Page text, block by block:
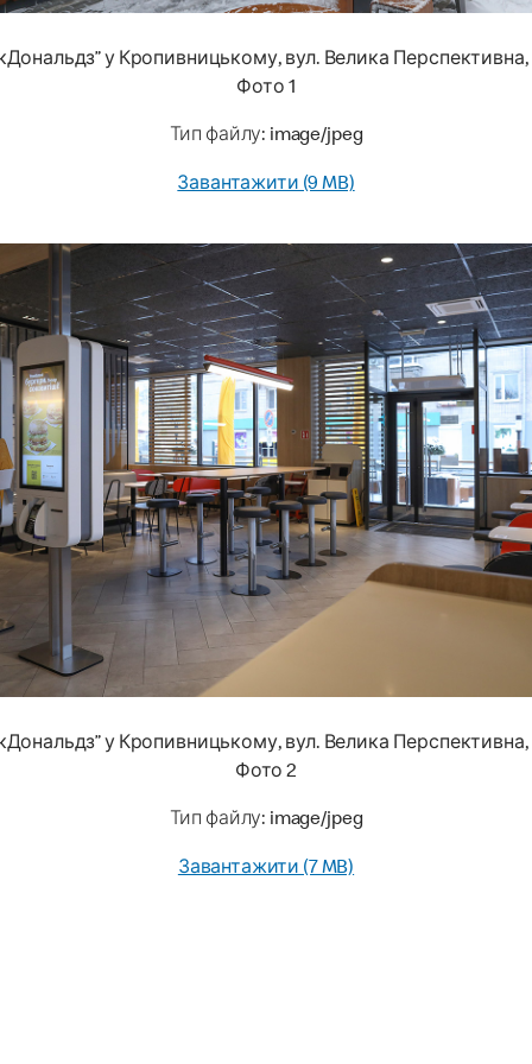
у Кропивницькому, вул. Велика Перспективна,
Фото 1
Тип файлу: image/jpeg
Завантажити (9 MB)
у Кропивницькому, вул. Велика Перспективна,
Фото 2
Тип файлу: image/jpeg
Завантажити (7 MB)